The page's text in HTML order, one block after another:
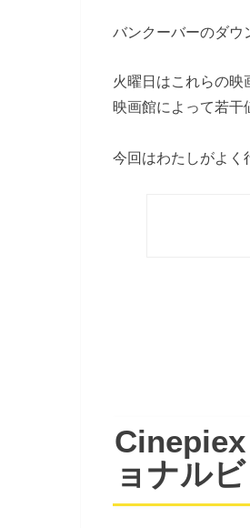
バンクーバーのダウ
火曜日はこれらの映
映画館によって若干
今回はわたしがよく
ョナル